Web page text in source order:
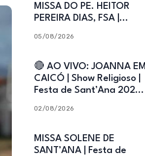
MISSA DO PE. HEITOR
PEREIRA DIAS, FSA |
Caicó-RN
05/08/2026
🔴 AO VIVO: JOANNA EM
CAICÓ | Show Religioso |
Festa de Sant’Ana 2026 |
02/08/2026
MISSA SOLENE DE
SANT’ANA | Festa de